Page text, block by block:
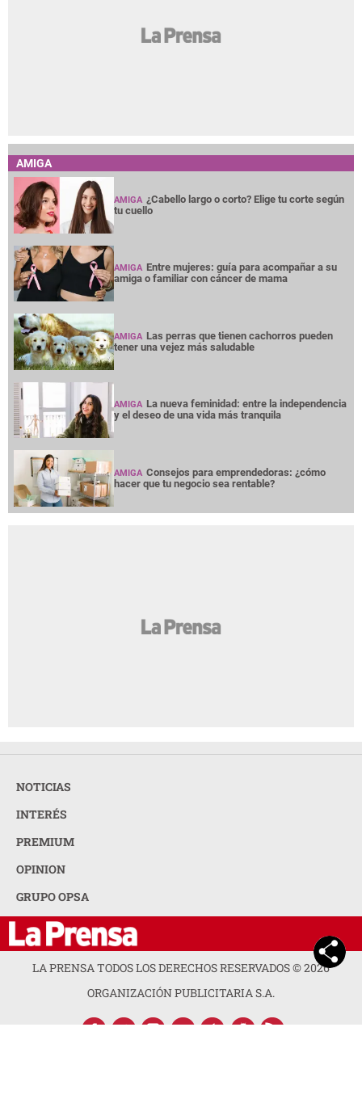
AMIGA
AMIGA ¿Cabello largo o corto? Elige tu corte según
tu cuello
AMIGA Entre mujeres: guía para acompañar a su
amiga o familiar con cáncer de mama
AMIGA Las perras que tienen cachorros pueden
tener una vejez más saludable
AMIGA La nueva feminidad: entre la independencia
y el deseo de una vida más tranquila
AMIGA Consejos para emprendedoras: ¿cómo
hacer que tu negocio sea rentable?
NOTICIAS
INTERÉS
PREMIUM
OPINION
GRUPO OPSA
LA PRENSA TODOS LOS DERECHOS RESERVADOS ©2026
ORGANIZACIÓN PUBLICITARIA S.A.